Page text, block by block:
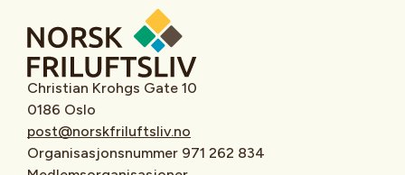
Christian Krohgs Gate 10
0186 Oslo
post@norskfriluftsliv.no
Organisasjonsnummer 971 262 834